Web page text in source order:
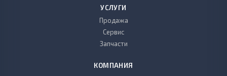
УСЛУГИ
Продажа
Сервис
Запчасти
КОМПАНИЯ